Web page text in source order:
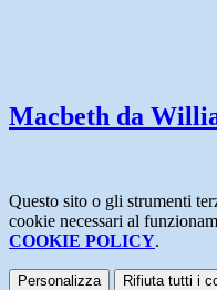
Macbeth da
Questo sito o gli strumenti
cookie necessari al
COOKIE POLICY.
Personalizza Rifiuta tutti i